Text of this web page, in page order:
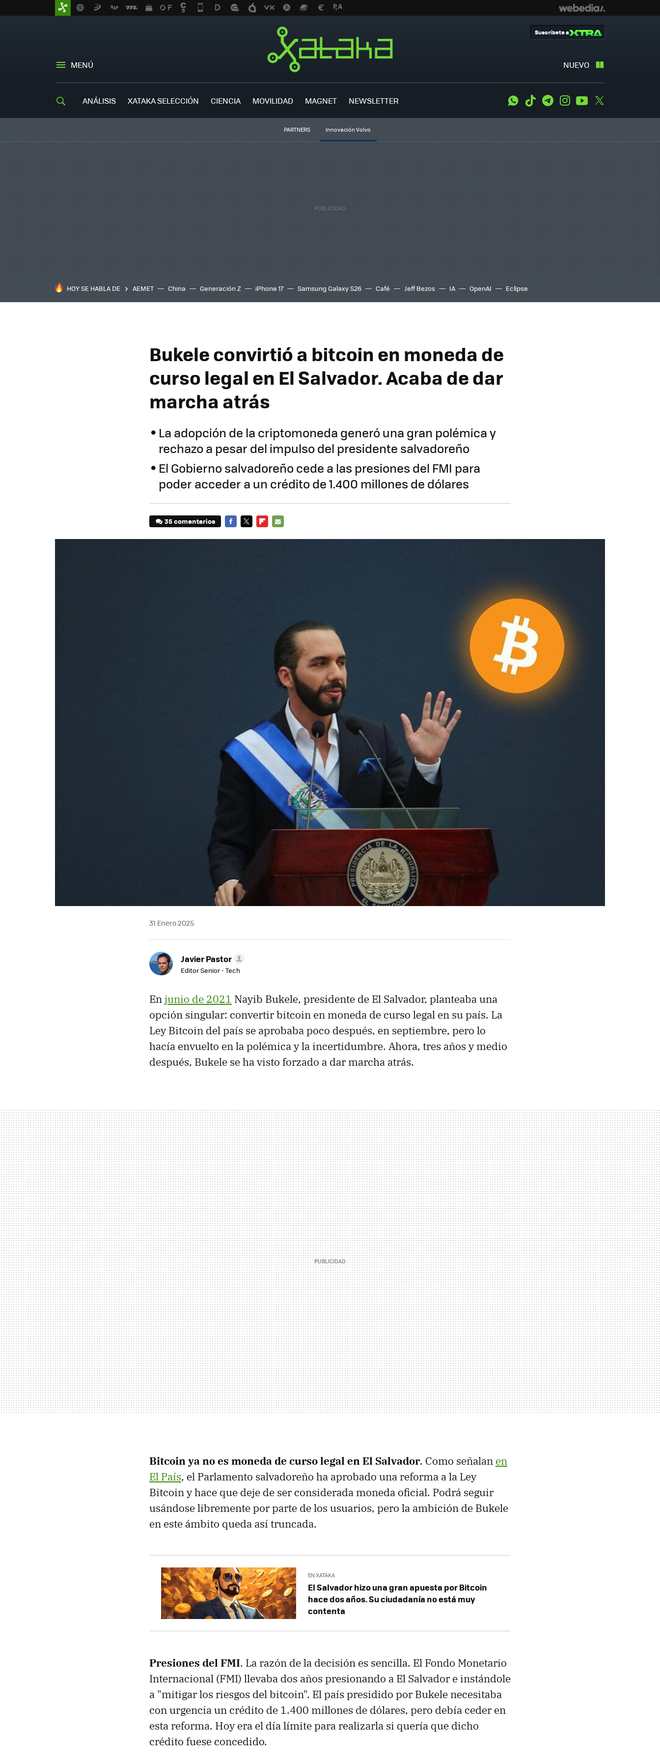
MENÚ NUEVO
Suscríbete a
ANÁLISIS XATAKA SELECCIÓN CIENCIA MOVILIDAD MAGNET NEWSLETTER WhatsApp
Tiktok TelegramInstagramYoutube
PARTNERS Innovación Volvo
HOY SE HABLA DE AEMET China Generación Z iPhone 17 Samsung Galaxy S26 Café Jeff Bezos IA OpenAI Eclipse
Bukele convirtió a bitcoin en moneda de
curso legal en El Salvador. Acaba de dar
marcha atrás
La adopción de la criptomoneda generó una gran polémica y
rechazo a pesar del impulso del presidente salvadoreño
El Gobierno salvadoreño cede a las presiones del FMI para
poder acceder a un crédito de 1.400 millones de dólares
35 comentarios
31 Enero 2025
Javier Pastor
Editor Senior - Tech
En junio de 2021 Nayib Bukele, presidente de El Salvador, planteaba una
opción singular: convertir bitcoin en moneda de curso legal en su país. La
Ley Bitcoin del país se aprobaba poco después, en septiembre, pero lo
hacía envuelto en la polémica y la incertidumbre. Ahora, tres años y medio
después, Bukele se ha visto forzado a dar marcha atrás.
Bitcoin ya no es moneda de curso legal en El Salvador. Como señalan en
El País, el Parlamento salvadoreño ha aprobado una reforma a la Ley
Bitcoin y hace que deje de ser considerada moneda oficial. Podrá seguir
usándose libremente por parte de los usuarios, pero la ambición de Bukele
en este ámbito queda así truncada.
EN XATAKA
El Salvador hizo una gran apuesta por Bitcoin
hace dos años. Su ciudadanía no está muy
contenta
Presiones del FMI. La razón de la decisión es sencilla. El Fondo Monetario
Internacional (FMI) llevaba dos años presionando a El Salvador e instándole
a "mitigar los riesgos del bitcoin". El país presidido por Bukele necesitaba
con urgencia un crédito de 1.400 millones de dólares, pero debía ceder en
esta reforma. Hoy era el día límite para realizarla si quería que dicho
crédito fuese concedido.